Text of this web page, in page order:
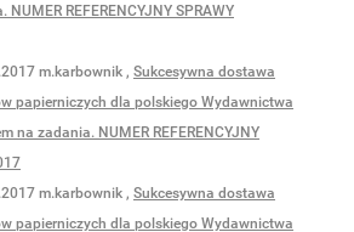
REFERENCYJNY SPRAWY
m.karbownik , Sukcesywna dostawa
papierniczych dla polskiego Wydawnictwa
na zadania. NUMER REFERENCYJNY
m.karbownik , Sukcesywna dostawa
papierniczych dla polskiego Wydawnictwa